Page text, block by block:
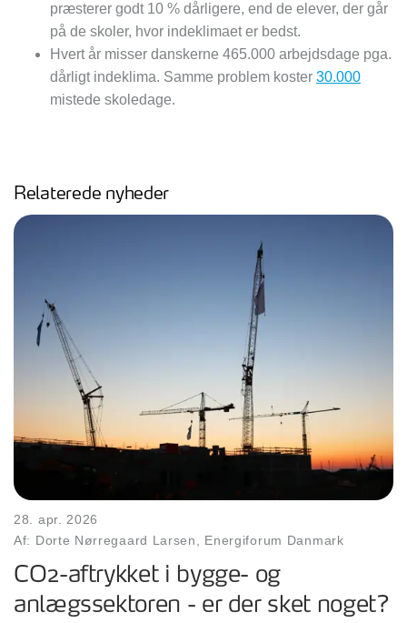
præsterer godt 10 % dårligere, end de elever, der går
på de skoler, hvor indeklimaet er bedst.
Hvert år misser danskerne 465.000 arbejdsdage pga.
dårligt indeklima. Samme problem koster 30.000
mistede skoledage.
Relaterede nyheder
28. apr. 2026
Af: Dorte Nørregaard Larsen, Energiforum Danmark
CO2-aftrykket i bygge- og
anlægssektoren - er der sket noget?